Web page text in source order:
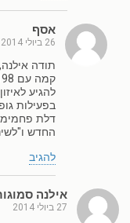
אסף
26 ביולי 2014
תודה
להגיע
בפעילות
דלת
החדש
להגיב
אילנה
27 ביולי 2014